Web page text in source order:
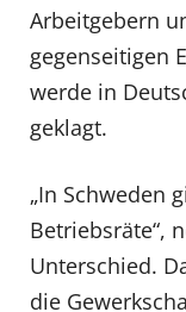
Arbeitgebern
gegenseitigen
werde in
geklagt.
„In Schweden
Betriebsräte“,
Unterschied.
die